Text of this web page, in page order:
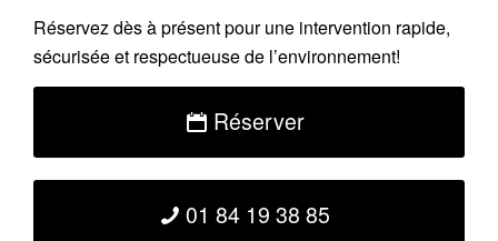
Réservezdès à présent pour une intervention rapide,
sécurisée et respectueuse de l’environnement!
Réserver
01 84 19 38 85